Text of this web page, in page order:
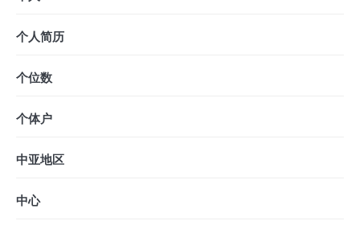
个人简历
个位数
个体户
中亚地区
中心